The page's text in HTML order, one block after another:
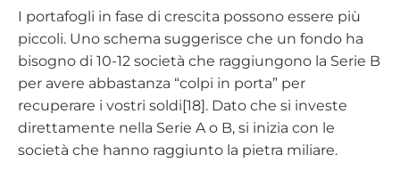
I portafogli in fase di crescita possono essere più
piccoli. Uno schema suggerisce che un fondo ha
bisogno di 10-12 società che raggiungono la Serie B
per avere abbastanza “colpi in porta” per
recuperare i vostri soldi[18]. Dato che si investe
direttamente nella Serie A o B, si inizia con le
società che hanno raggiunto la pietra miliare.